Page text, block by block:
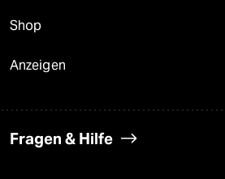
Shop
Anzeigen
Fragen & Hilfe